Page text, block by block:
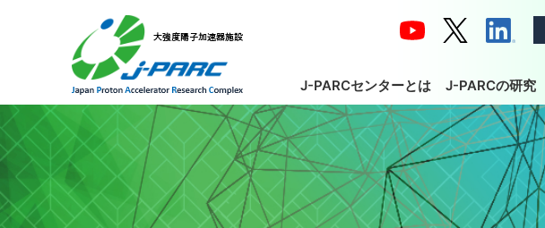
J-PARCセンターとは J-PARCの研究